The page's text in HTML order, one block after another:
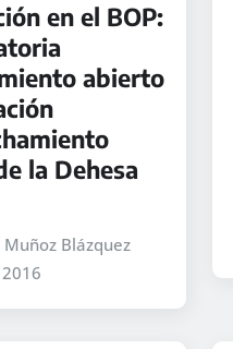
en el BOP:
abierto
la Dehesa
Muñoz Blázquez